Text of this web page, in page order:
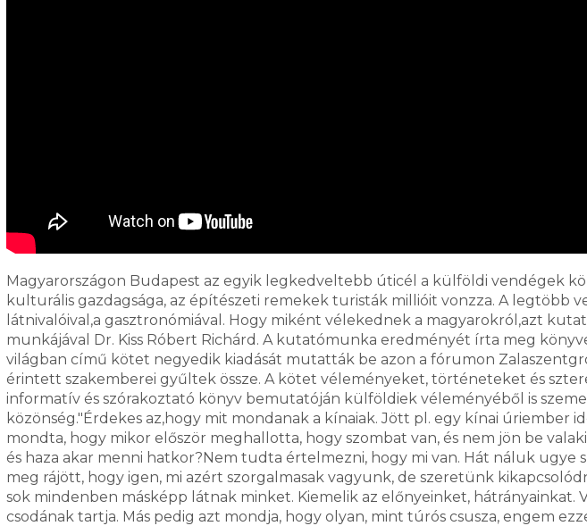
Magyarországon Budapest az egyik legkedveltebb úticél a külföldi vendégek
kulturális gazdagsága, az építészeti remekek turisták millióit vonzza. A legtöbb
látnivalóival,a gasztronómiával. Hogy miként vélekednek a magyarokról,azt
munkájával Dr. Kiss Róbert Richárd. A kutatómunka eredményét írta meg
világban című kötet negyedik kiadását mutatták be azon a fórumon
érintett szakemberei gyűltek össze. A kötet véleményeket, történeteket és
informatív és szórakoztató könyv bemutatóján külföldiek véleményéből is
közönség."Érdekes az,hogy mit mondanak a kínaiak. Jött pl. egy kínai úriember
mondta, hogy mikor először meghallotta, hogy szombat van, és nem jön be
és haza akar menni hatkor?Nem tudta értelmezni, hogy mi van. Hát náluk ugye
meg rájött, hogy igen, mi azért szorgalmasak vagyunk, de szeretünk
sok mindenben másképp látnak minket. Kiemelik az előnyeinket, hátrányainkat.
csodának tartja. Más pedig azt mondja, hogy olyan, mint túrós csusza, engem